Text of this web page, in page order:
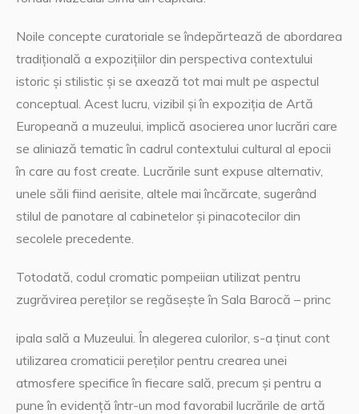
Noile concepte curatoriale se îndepărtează de abordarea
tradițională a expozițiilor din perspectiva contextului
istoric și stilistic și se axează tot mai mult pe aspectul
conceptual. Acest lucru, vizibil și în expoziția de Artă
Europeană a muzeului, implică asocierea unor lucrări care
se aliniază tematic în cadrul contextului cultural al epocii
în care au fost create. Lucrările sunt expuse alternativ,
unele săli fiind aerisite, altele mai încărcate, sugerând
stilul de panotare al cabinetelor și pinacotecilor din
secolele precedente.
Totodată, codul cromatic pompeiian utilizat pentru
zugrăvirea pereților se regăsește în Sala Barocă – princ
ipala sală a Muzeului. În alegerea culorilor, s-a ținut cont
utilizarea cromaticii pereților pentru crearea unei
atmosfere specifice în fiecare sală, precum și pentru a
pune în evidență într-un mod favorabil lucrările de artă